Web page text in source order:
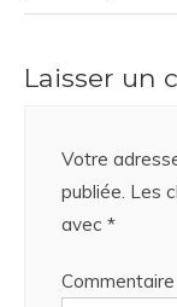
Laisser un
Votre
publiée. Les
avec *
Commentaire